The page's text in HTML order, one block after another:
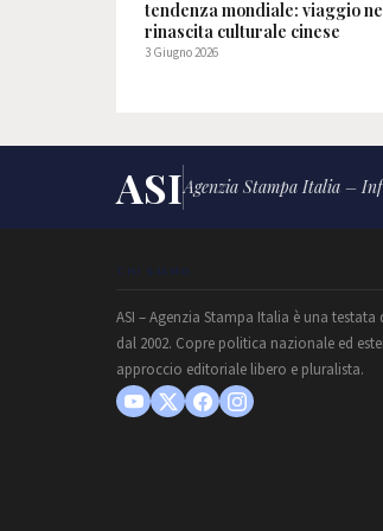
tendenza mondiale: viaggio
rinascita culturale cinese
3 Giugno 2026
ASIAgenzia Stampa Italia –
CHI SIAMO
ASI – Agenzia Stampa Italia è una
dal 2002. Copre politica nazionale ed
approccio editoriale libero e pluralista.